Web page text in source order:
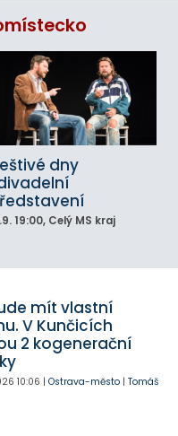
dny
19:00, Celý MS kraj
mít vlastní
V Kunčicích
2 kogenerační
10:06 | Ostrava-město| Tomáš